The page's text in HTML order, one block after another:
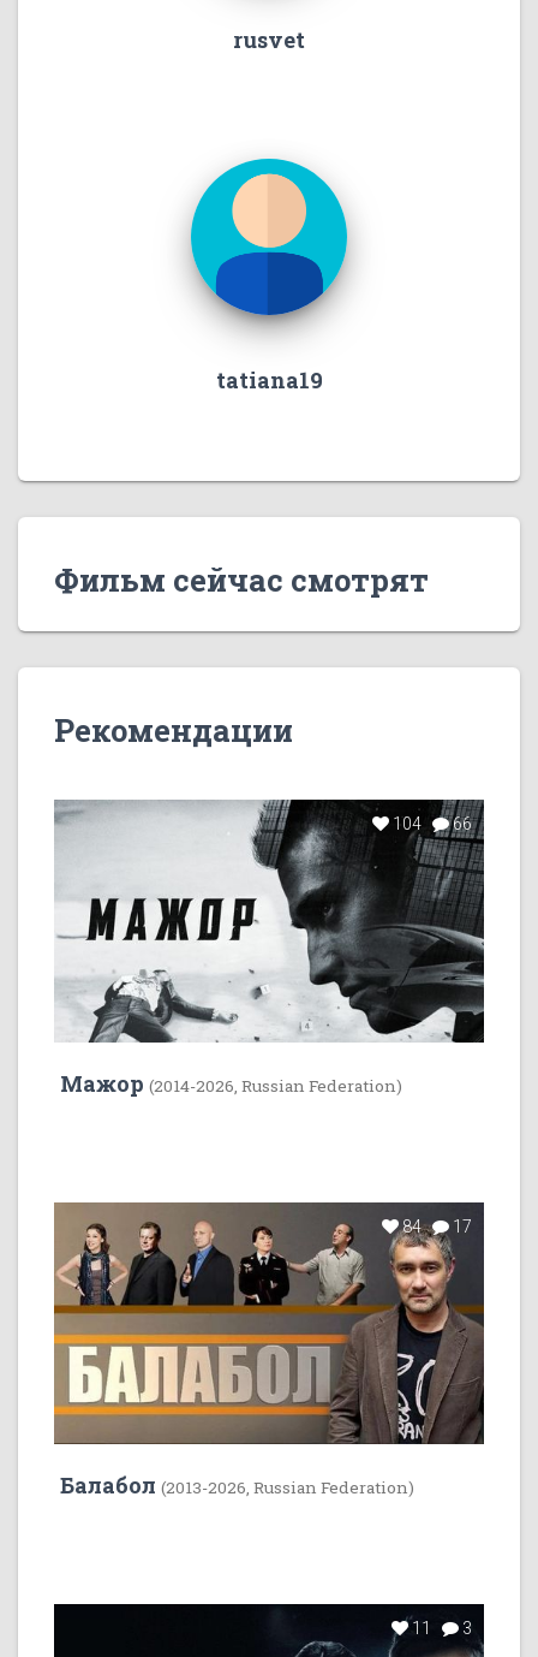
rusvet
tatiana19
Фильм сейчас смотрят
Рекомендации
104 66
Мажор (2014-2026, Russian Federation)
84 17
Балабол (2013-2026, Russian Federation)
11 3